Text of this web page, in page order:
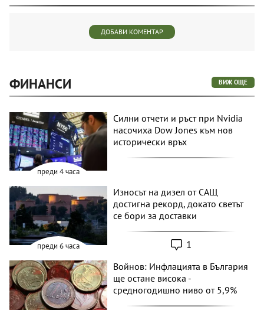
ДОБАВИ КОМЕНТАР
ФИНАНСИ ВИЖ ОЩЕ
преди 4 часа
Силни отчети и ръст при Nvidia
насочиха Dow Jones към нов
исторически връх
преди 6 часа
Износът на дизел от САЩ
достигна рекорд, докато светът
се бори за доставки
1
Войнов: Инфлацията в България
ще остане висока -
средногодишно ниво от 5,9%